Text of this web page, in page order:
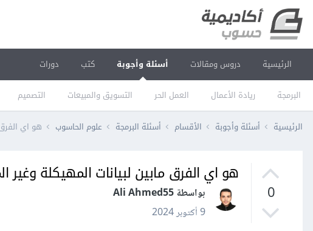
الرئيسية دروس ومقالات أسئلة وأجوبة
البرمجة ريادة الأعمال العمل الحر التسويق والمبيعات التصميم
كتب دورات
الرئيسية أسئلة وأجوبة الأقسام أسئلة البرمجة علوم الحاسوب هو اي
0
هو اي الفرق مابين لبيانات المهيكلة وغير
بواسطة Ali Ahmed55
9 أكتوبر 2024